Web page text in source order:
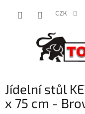
CZK
Jídelní stůl
x 75 cm -